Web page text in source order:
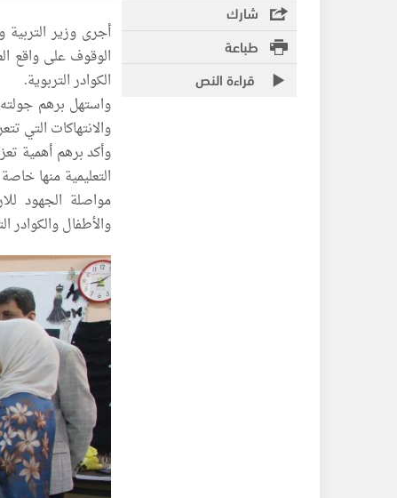
شارك
طباعة
قراءة النص
أجرى وزير
الوقوف على واقع
الكوادر التربوية.
واستهل برهم
والانتهاكات التي
وأكد برهم أهمية
التعليمية منها
مواصلة الجهود
والأطفال